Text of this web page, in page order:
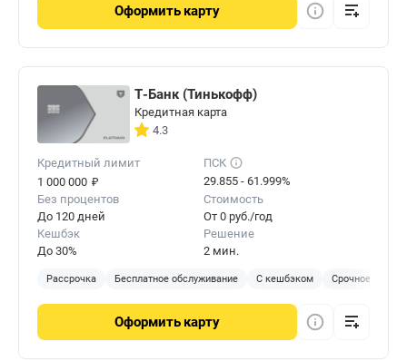
Оформить карту
Т-Банк (Тинькофф)
Кредитная карта
4.3
Кредитный лимит
1 000 000 ₽
ПСК
29.855 - 61.999%
Без процентов
До 120 дней
Стоимость
От 0 руб./год
Кешбэк
До 30%
Решение
2 мин.
Рассрочка Бесплатное обслуживание С кешбэком Срочное
Оформить карту